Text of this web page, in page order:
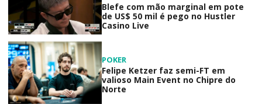
Blefe com mão marginal em pote
de US$ 50 mil é pego no Hustler
Casino Live
POKER
Felipe Ketzer faz semi-FT em
valioso Main Event no Chipre do
Norte